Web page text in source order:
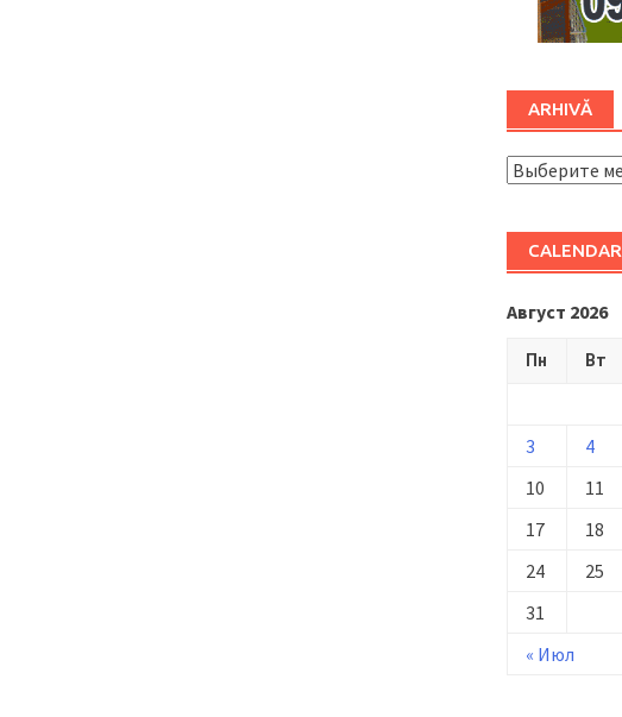
ARHIVĂ
ARHIVĂ
CALENDAR
Август 2026
Пн Вт
« Июл
3
4
10
11
17
18
24
25
31